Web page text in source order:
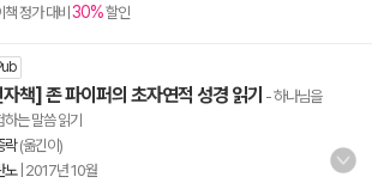
책 정가 대비 30%할인
책] 존 파이퍼의 초자연적 성경 읽기 - 하나님을
하는 말씀 읽기
락(옮긴이)
노| 2017년 10월